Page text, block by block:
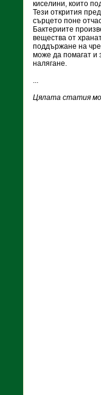
киселини, които
Тези открития
сърцето поне
Бактериите
вещества от
поддържане на
може да помагат и
налягане.
...
Цялата статия